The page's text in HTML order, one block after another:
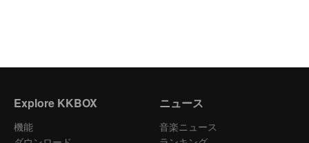
Explore KKBOX
機能
ニュース
音楽ニュース